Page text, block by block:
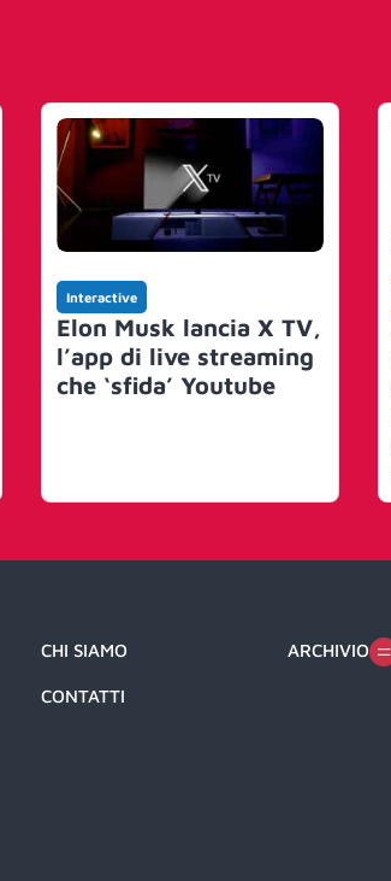
Interactive
Elon Musk lancia X TV,
l’app di live streaming
che ‘sfida’ Youtube
CHI SIAMO
CONTATTI
ARCHIVIO